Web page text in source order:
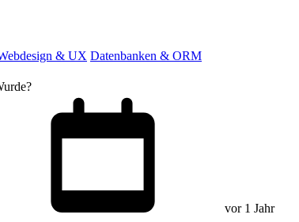
& UX Datenbanken & ORM
vor 1 Jahr